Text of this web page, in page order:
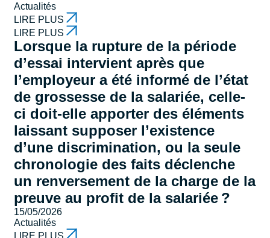
Actualités
LIRE PLUS
LIRE PLUS
Lorsque la rupture de la période
d’essai intervient après que
l’employeur a été informé de l’état
de grossesse de la salariée, celle-
ci doit-elle apporter des éléments
laissant supposer l’existence
d’une discrimination, ou la seule
chronologie des faits déclenche
un renversement de la charge de la
preuve au profit de la salariée ?
15/05/2026
Actualités